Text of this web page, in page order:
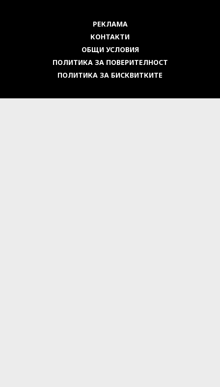
РЕКЛАМА
КОНТАКТИ
ОБЩИ УСЛОВИЯ
ПОЛИТИКА ЗА ПОВЕРИТЕЛНОСТ
ПОЛИТИКА ЗА БИСКВИТКИТЕ